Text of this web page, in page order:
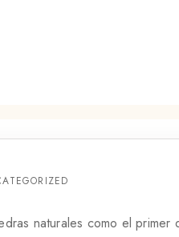
naturales como el primer